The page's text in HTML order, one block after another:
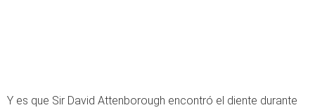
Y es que Sir David Attenborough encontró el diente durante